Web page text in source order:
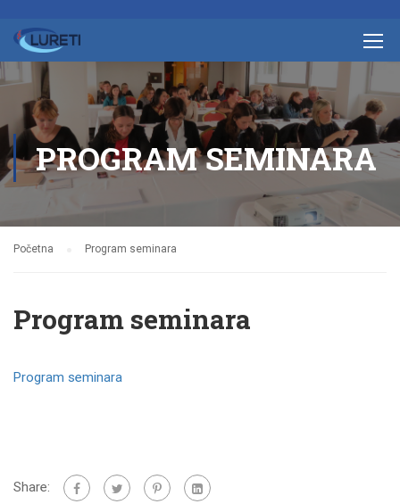
PROGRAM SEMINARA
Početna Program seminara
Program seminara
Program seminara
Share: